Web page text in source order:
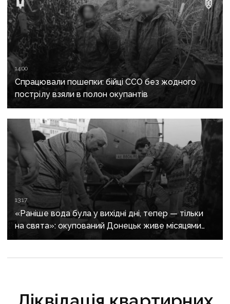
14:00
Спрацювали пошепки: бійці ССО без жодного
пострілу взяли в полон окупантів
13:17
«Раніше вода була у вихідні дні, тепер — тільки
на свята»: окупований Донецьк живе місяцями
без води